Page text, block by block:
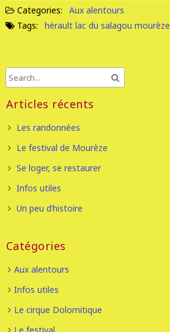
Categories:
Aux alentours
Tags:
hérault lac du salagou mourèze
Articles récents
Les randonnées
Le festival de Mourèze
Se loger, se restaurer
Infos utiles
Un peu d’histoire
Catégories
Aux alentours
Infos utiles
Le cirque Dolomitique